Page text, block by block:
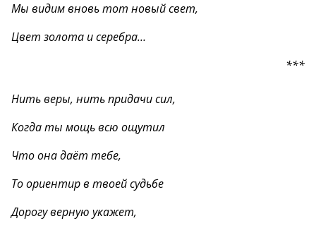
Мы видим вновь тот новый свет,
Цвет золота и серебра…
***
Нить веры, нить придачи сил,
Когда ты мощь всю ощутил
Что она даёт тебе,
То ориентир в твоей судьбе
Дорогу верную укажет,